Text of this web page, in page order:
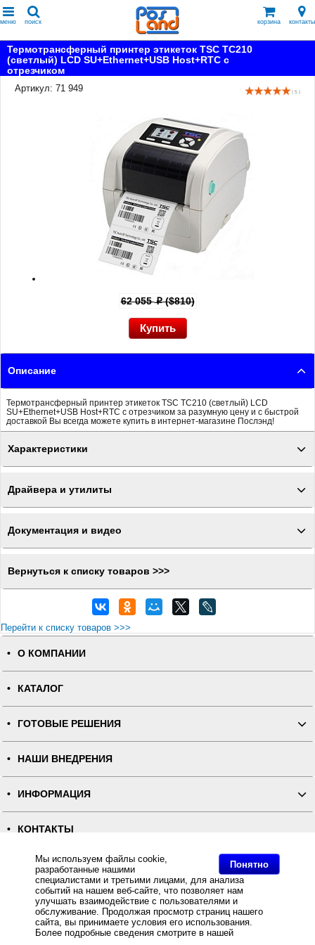
Понятно
Мы используем файлы cookie,
разработанные нашими
специалистами и третьими лицами, для анализа
событий на нашем веб-сайте, что позволяет нам
улучшать взаимодействие с пользователями и
обслуживание. Продолжая просмотр страниц нашего
сайта, вы принимаете условия его использования.
Более подробные сведения смотрите в нашей
меню поиск корзина контакты
Термотрансферный принтер этикеток TSC TC210
(светлый) LCD SU+Ethernet+USB Host+RTC с
отрезчиком
Артикул: 71 949
( 5 )
62 055p($810)
Описание
Термотрансферный принтер этикеток TSC TC210 (светлый) LCD
SU+Ethernet+USB Host+RTC с отрезчиком за разумную цену и с быстрой
доставкой Вы всегда можете купить в интернет-магазине Послэнд!
Характеристики
Драйвера и утилиты
Документация и видео
Вернуться к списку товаров >>>
Перейти к списку товаров >>>
О КОМПАНИИ
КАТАЛОГ
ГОТОВЫЕ РЕШЕНИЯ
НАШИ ВНЕДРЕНИЯ
ИНФОРМАЦИЯ
КОНТАКТЫ
ПОЛНАЯ ВЕРСИЯ
Интернет-магазин "ПОСЛЭНД" - торгового оборудования, оборудования для автоматизации общепита и
торговли, расходных материалов
Все права защищены, ООО "ПОСЛЭНД" © 2008-2026.
Политика конфиденциальности
Основное: Термотрансферный принтер этикеток TSC TC210 (светлый) LCD SU+Ethernet+USB
Host+RTC с отрезчиком купить с доставкой по всей России, самовывоз из Москвы, Термотрансферный
принтер этикеток TSC TC210 (светлый) LCD SU+Ethernet+USB Host+RTC с отрезчиком,